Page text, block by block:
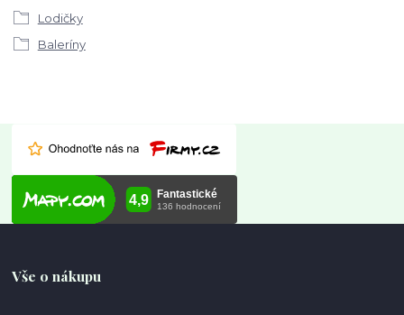
Lodičky
Baleríny
Vše o nákupu